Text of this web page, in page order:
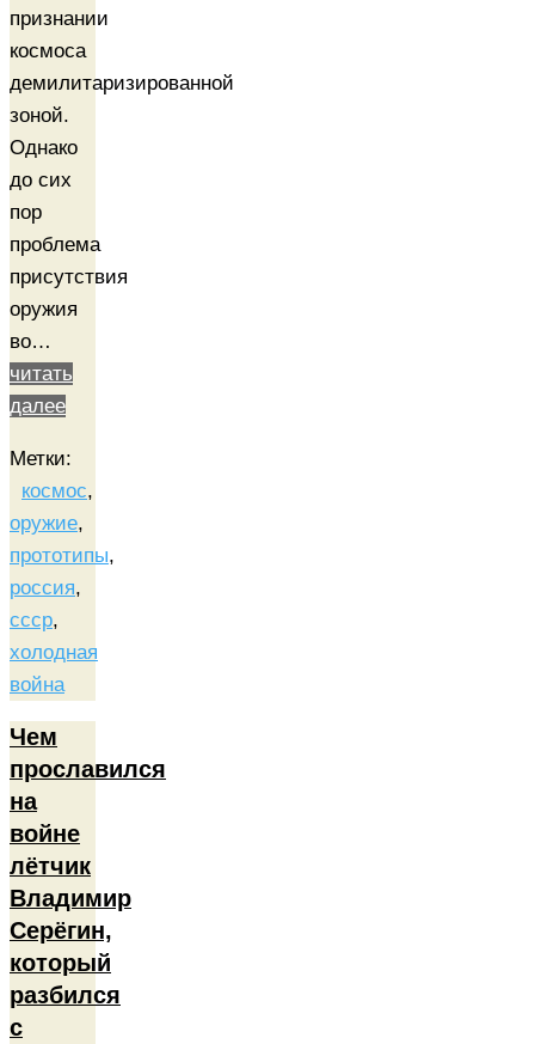
признании
космоса
демилитаризированной
зоной.
Однако
до сих
пор
проблема
присутствия
оружия
во…
читать
далее
Метки:
космос,
оружие,
прототипы,
россия,
ссср,
холодная
война
Чем
прославился
на
войне
лётчик
Владимир
Серёгин,
который
разбился
с